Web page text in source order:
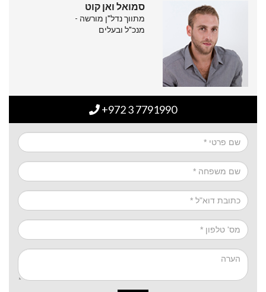
סמואל ואן קוט
מתווך נדל"ן מורשה -
מנכ"ל ובעלים
+972 3 7791990